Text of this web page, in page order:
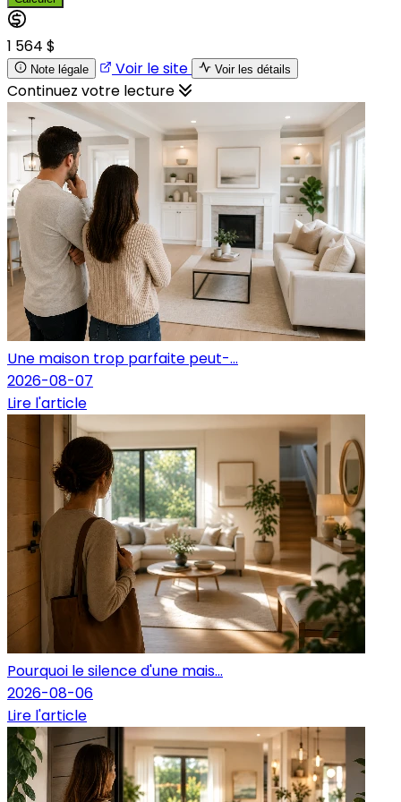
1 564 $
Note légale Voir le site Voir les détails
Continuez votre lecture
Une maison trop parfaite peut-...
2026-08-07
Lire l'article
Pourquoi le silence d'une mais...
2026-08-06
Lire l'article